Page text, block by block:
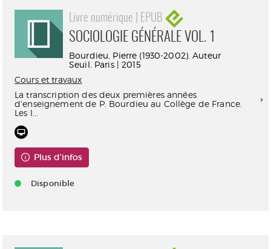
Livre numérique | EPUB
SOCIOLOGIE GÉNÉRALE VOL. 1
Bourdieu, Pierre (1930-2002). Auteur
Seuil. Paris | 2015
Cours et travaux
La transcription des deux premières années
d'enseignement de P. Bourdieu au Collège de France.
Les l...
Plus d'infos
Disponible